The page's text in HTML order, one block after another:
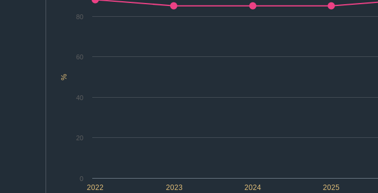
%
2022 2023 2024 2025
0
20
40
60
80